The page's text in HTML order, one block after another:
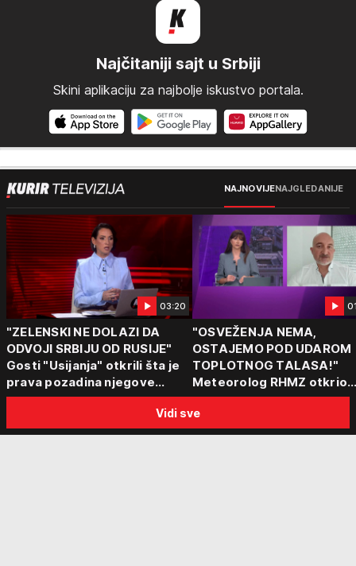
Najčitaniji sajt u Srbiji
Skini aplikaciju za najbolje iskustvo portala.
NAJNOVIJENAJGLEDANIJE
03:20
"ZELENSKI NE DOLAZI DA
ODVOJI SRBIJU OD RUSIJE"
Gosti "Usijanja" otkrili šta je
prava pozadina njegove
posete Beogradu
"OSVEŽENJA NEMA,
OSTAJEMO POD UDAROM
TOPLOTNOG TALASA!"
Meteorolog RHMZ otkrio
kakvo vreme nas čeka do
kraja avgusta
Vidi sve